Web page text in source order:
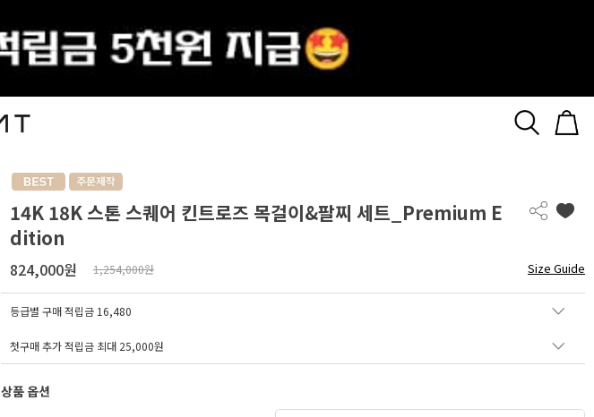
14K 18K 스톤 스퀘어 킨트로즈 목걸이&팔찌 세트_Premium E
dition
824,000원 1,254,000원 Size Guide
등급별 구매 적립금 16,480
첫구매 추가 적립금 최대 25,000원
상품 옵션